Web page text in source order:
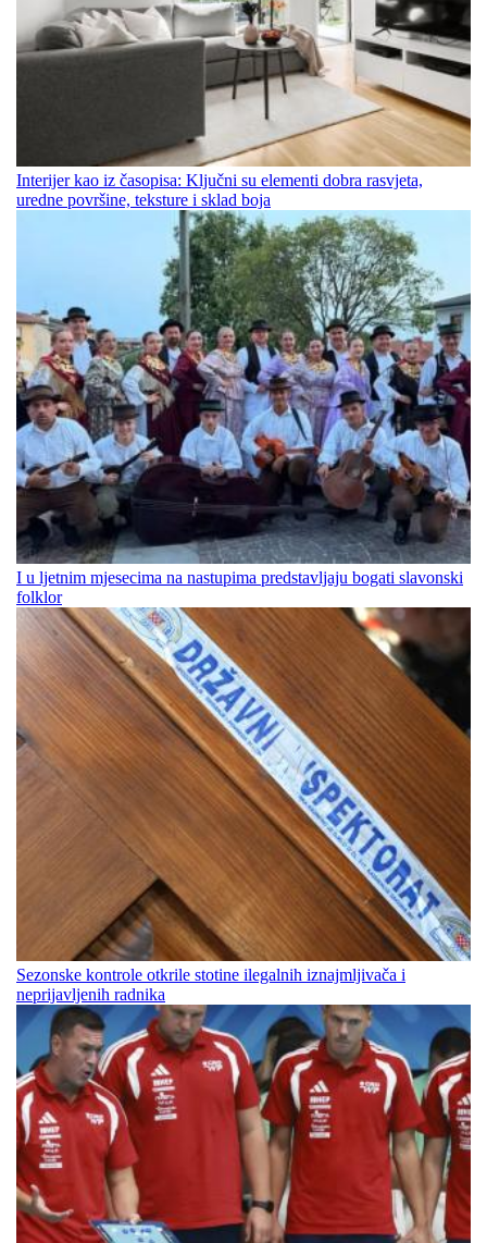
Interijer kao iz časopisa: Ključni su elementi dobra rasvjeta,
uredne površine, teksture i sklad boja
I u ljetnim mjesecima na nastupima predstavljaju bogati slavonski
folklor
Sezonske kontrole otkrile stotine ilegalnih iznajmljivača i
neprijavljenih radnika